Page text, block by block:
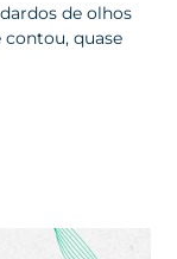
de olhos
quase